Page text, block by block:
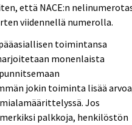
että NACE:n
viidennellä numerolla.
toimintansa
monenlaista
jokin toiminta lisää
Jos
palkkoja, henkilöstön